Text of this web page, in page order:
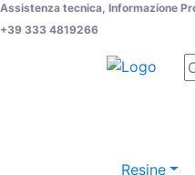
Assistenza tecnica, Informazione
+39 333 4819266
Resine